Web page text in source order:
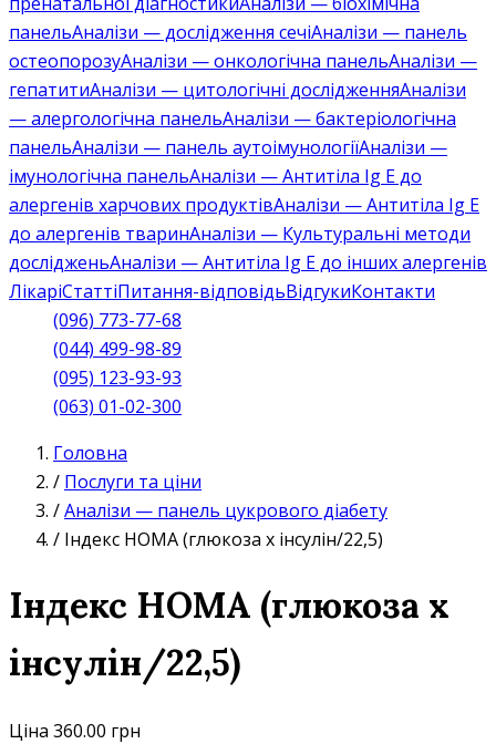
панельАналізи — дослідження сечіАналізи — панель
остеопорозуАналізи — онкологічна панельАналізи —
гепатитиАналізи — цитологічні дослідженняАналізи
— алергологічна панельАналізи — бактеріологічна
панельАналізи — панель аутоімунологіїАналізи —
імунологічна панельАналізи — Антитіла Ig E до
алергенів харчових продуктівАналізи — Антитіла Ig E
до алергенів тваринАналізи — Культуральні методи
дослідженьАналізи — Антитіла Ig E до інших алергенів
ЛікаріСтаттіПитання-відповідьВідгукиКонтакти
(096) 773-77-68
(044) 499-98-89
(095) 123-93-93
(063) 01-02-300
Головна
/ Послуги та ціни
/Аналізи — панель цукрового діабету
/ Індекс НОМА (глюкоза х інсулін/22,5)
Індекс НОМА (глюкоза х
інсулін/22,5)
Ціна 360.00 грн